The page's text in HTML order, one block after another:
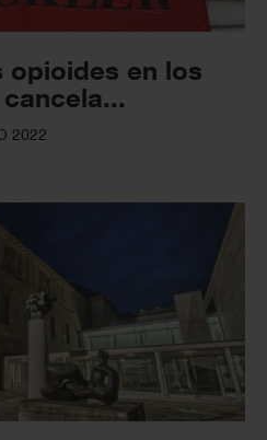
opioides en los
2022